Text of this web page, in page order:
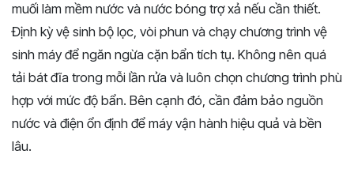
muối làm mềm nước và nước bóng trợ xả nếu cần thiết.
Định kỳ vệ sinh bộ lọc, vòi phun và chạy chương trình vệ
sinh máy để ngăn ngừa cặn bẩn tích tụ. Không nên quá
tải bát đĩa trong mỗi lần rửa và luôn chọn chương trình phù
hợp với mức độ bẩn. Bên cạnh đó, cần đảm bảo nguồn
nước và điện ổn định để máy vận hành hiệu quả và bền
lâu.